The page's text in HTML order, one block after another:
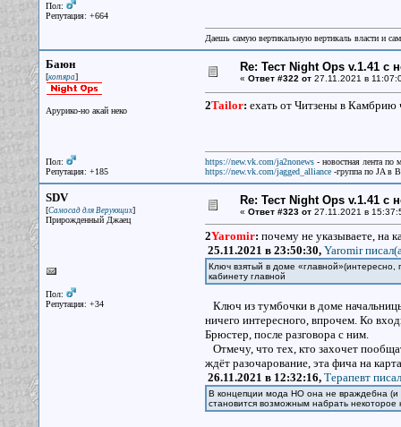
Пол:
Репутация: +664
Даешь самую вертикальную вертикаль власти и
Баюн
[котяра]
Арурико-но акай неко
Пол:
Репутация: +185
Re: Тест Night Ops v.1.41 с
« Ответ #322 от27.11.2021 в
2Tailor: ехать от Читзены в
https://new.vk.com/ja2nonews- новостная лента по
https://new.vk.com/jagged_alliance-группа по JA в
SDV
[Самосад для Верующих]
Прирожденный Джаец
Пол:
Репутация: +34
Re: Тест Night Ops v.1.41 с
« Ответ #323 от27.11.2021 в
2Yaromir: почему не указываете, на
25.11.2021 в 23:50:30, Yaromir
Ключ взятый в доме
кабинету главной
Ключ из тумбочки в доме
ничего интересного, впрочем. Ко
Брюстер, после разговора с ним.
Отмечу, что тех, кто захочет
ждёт разочарование, эта фича на
26.11.2021 в 12:32:16, Терапевт
В концепции мода НО она не враждебна (и
становится возможным набрать